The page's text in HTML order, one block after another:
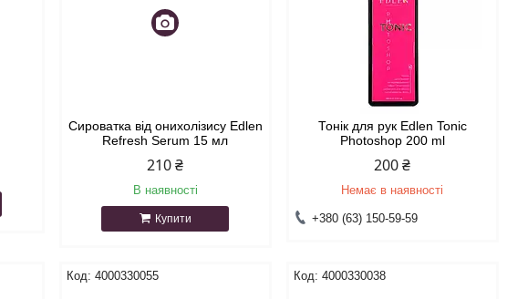
Сироватка від онихолізису Edlen
Refresh Serum 15 мл
210 ₴
В наявності
Купити
Тонік для рук Edlen Tonic
Photoshop 200 ml
200 ₴
Немає в наявності
+380 (63) 150-59-59
4000330055 4000330038